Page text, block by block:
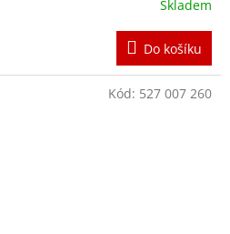
Skladem
Do košíku
Kód: 527 007 260